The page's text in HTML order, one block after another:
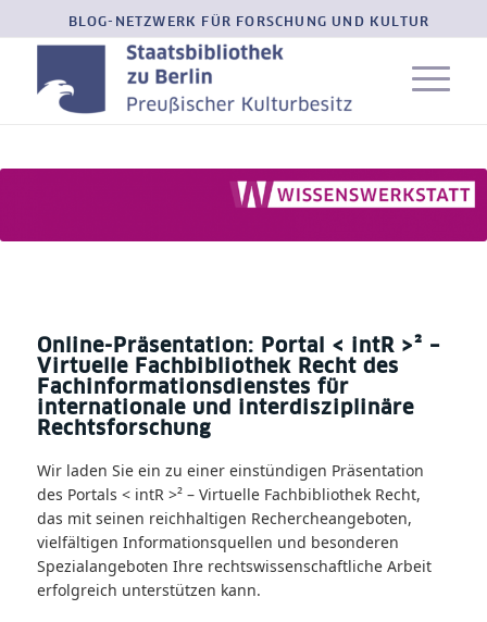
BLOG-NETZWERK FÜR FORSCHUNG UND KULTUR
Online-Präsentation: Portal < intR >² –
Virtuelle Fachbibliothek Recht des
Fachinformationsdienstes für
internationale und interdisziplinäre
Rechtsforschung
Wir laden Sie ein zu einer einstündigen Präsentation
des Portals < intR >² – Virtuelle Fachbibliothek Recht,
das mit seinen reichhaltigen Rechercheangeboten,
vielfältigen Informationsquellen und besonderen
Spezialangeboten Ihre rechtswissenschaftliche Arbeit
erfolgreich unterstützen kann.